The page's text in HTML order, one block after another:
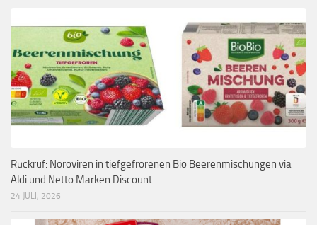
Rückruf: Noroviren in tiefgefrorenen Bio Beerenmischungen via
Aldi und Netto Marken Discount
24 JULI, 2026